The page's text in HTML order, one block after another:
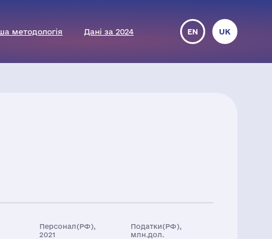
методологія Дані за 2024 EN UK
Персонал(РФ),
2021
Податки(РФ),
млн.дол.